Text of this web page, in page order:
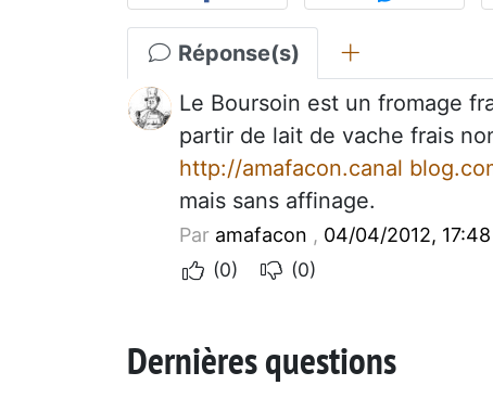
Réponse(s)
Le Boursoin est un fromage
partir de lait de vache frais
http://amafacon.canal
mais sans affinage.
Par amafacon , 04/04/2012, 17:48
(0)
(0)
Dernières questions